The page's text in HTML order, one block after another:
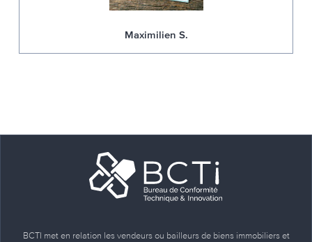
Maximilien S.
BCTI met en relation les vendeurs ou bailleurs de biens immobiliers et